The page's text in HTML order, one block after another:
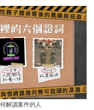
解讀案件的人